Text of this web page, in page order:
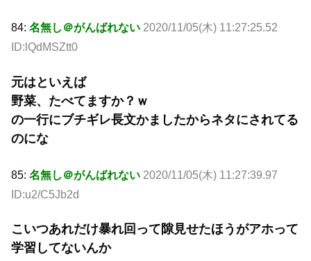
84: 名無し＠がんばれない 2020/11/05(木) 11:27:25.52
ID:lQdMSZtt0
元はといえば
野菜、たべてますか？ｗ
の一行にブチギレ長文かましたからネタにされてる
のにな
85: 名無し＠がんばれない 2020/11/05(木) 11:27:39.97
ID:u2/C5Jb2d
こいつあれだけ暴れ回って隙見せたほうがアホって
学習してないんか